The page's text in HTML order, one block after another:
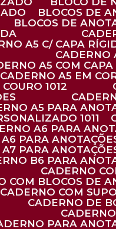
BLOCOS DE
BLOCOS DE
A5 C/ CAPA
A5 COM
CADERNO A5 EM
1012
A5 PARA
1011
A6 PARA
A6 PARA
A7 PARA
B6 PARA
CADERNO
COM BLOCOS DE
CADERNO COM
CADERNO DE
PARA